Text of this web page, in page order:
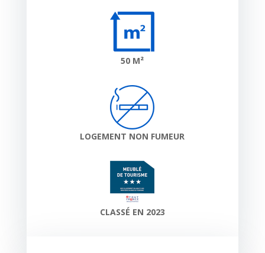
50 M²
LOGEMENT NON FUMEUR
CLASSÉ EN 2023